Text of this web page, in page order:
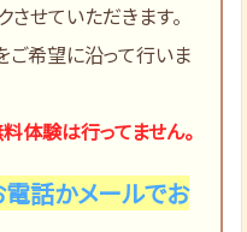
させていただきます。
希望に沿って行いま
験は行ってません。
話かメールでお